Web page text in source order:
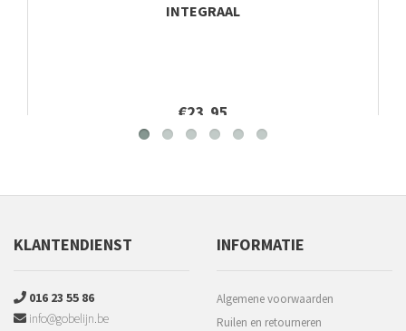
INTEGRAAL
€23,95
KLANTENDIENST
016 23 55 86
info@gobelijn.be
INFORMATIE
Algemene voorwaarden
Ruilen en retourneren